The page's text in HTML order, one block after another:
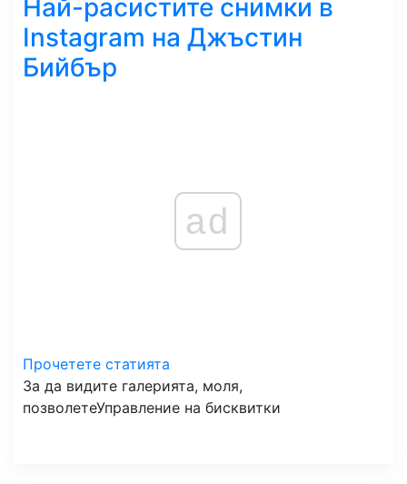
Най-расистите снимки в
Instagram на Джъстин
Бийбър
ad
Прочетете статията
За да видите галерията, моля,
позволетеУправление на бисквитки